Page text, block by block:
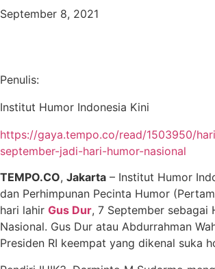
September 8, 2021
Penulis:
Institut Humor Indonesia Kini
https://gaya.tempo.co/read/1503950/
september-jadi-hari-humor-nasional
TEMPO.CO, Jakarta – Institut Humor
dan Perhimpunan Pecinta Humor
hari lahir Gus Dur, 7 September sebagai
Nasional. Gus Dur atau Abdurrahman
Presiden RI keempat yang dikenal suka